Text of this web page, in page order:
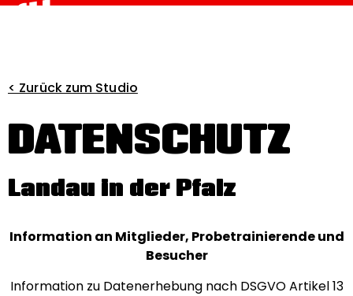
< Zurück zum Studio
DATENSCHUTZ
Landau in der Pfalz
Information an Mitglieder, Probetrainierende und
Besucher
Information zu Datenerhebung nach DSGVO Artikel 13